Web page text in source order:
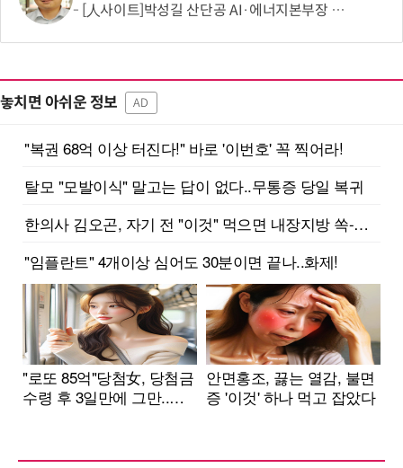
[人사이트]박성길 산단공 AI·에너지본부장 “AX와 GX 융합, 청년 찾는 'K산단 대전환' 이끈다”
놓치면 아쉬운 정보 AD